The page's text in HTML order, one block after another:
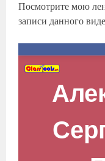
Посмотрите мою
записи данного